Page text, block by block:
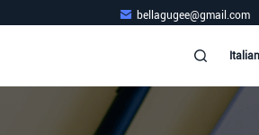
bellagugee@gmail.com
Italian